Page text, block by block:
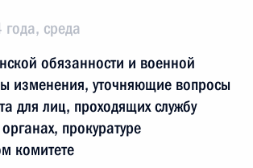
среда
обязанности и военной
изменения, уточняющие вопросы
для лиц, проходящих службу
прокуратуре
комитете